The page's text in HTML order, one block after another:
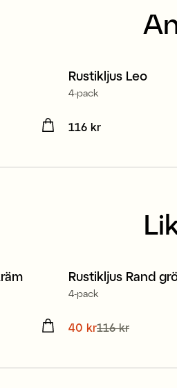
Rustikljus Leo
4-pack
Pris :116 kr
116 kr
Rustikljus Rand
4-pack
Nuvarande pris
40 kr116 kr